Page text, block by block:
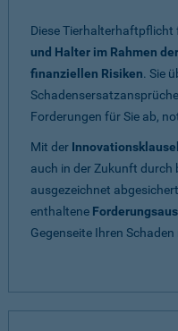
Diese Tierhalterhaftpflicht
und Halter im Rahmen
finanziellen Risiken. Sie
Forderungen für Sie ab,
Mit der Innovationsklausel
auch in der Zukunft durch
ausgezeichnet
enthaltene
Gegenseite Ihren